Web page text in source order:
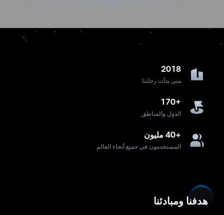
2018
متى بدأت رحلتنا
170+
الدول والمناطق
+40 مليون
المستخدمون في جميع أنحاء العالم
هدفنا ومبادئنا